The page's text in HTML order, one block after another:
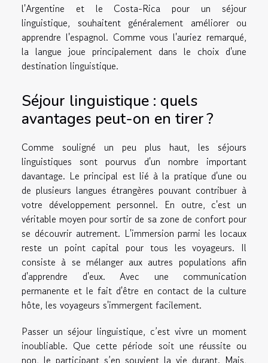
l'Argentine et le Costa-Rica pour un séjour
linguistique, souhaitent généralement améliorer ou
apprendre l'espagnol. Comme vous l'auriez remarqué,
la langue joue principalement dans le choix d'une
destination linguistique.
Séjour linguistique : quels
avantages peut-on en tirer ?
Comme souligné un peu plus haut, les séjours
linguistiques sont pourvus d'un nombre important
davantage. Le principal est lié à la pratique d'une ou
de plusieurs langues étrangères pouvant contribuer à
votre développement personnel. En outre, c'est un
véritable moyen pour sortir de sa zone de confort pour
se découvrir autrement. L'immersion parmi les locaux
reste un point capital pour tous les voyageurs. Il
consiste à se mélanger aux autres populations afin
d'apprendre d'eux. Avec une communication
permanente et le fait d'être en contact de la culture
hôte, les voyageurs s'immergent facilement.
Passer un séjour linguistique, c’est vivre un moment
inoubliable. Que cette période soit une réussite ou
non, le participant s’en souvient la vie durant. Mais,